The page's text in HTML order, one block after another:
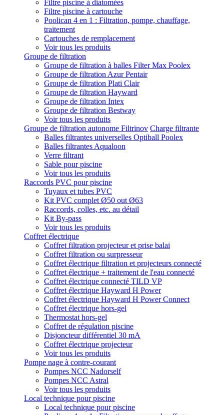
Filtre piscine à diatomées
Filtre piscine à cartouche
Poolican 4 en 1 : Filtration, pompe, chauffage,
traitement
Cartouches de remplacement
Voir tous les produits
Groupe de filtration
Groupe de filtration à balles Filter Max Poolex
Groupe de filtration Azur Pentair
Groupe de filtration Plati Clair
Groupe de filtration Hayward
Groupe de filtration Intex
Groupe de filtration Bestway
Voir tous les produits
Groupe de filtration autonome Filtrinov Charge filtrante
Balles filtrantes universelles Optiball Poolex
Balles filtrantes Aqualoon
Verre filtrant
Sable pour piscine
Voir tous les produits
Raccords PVC pour piscine
Tuyaux et tubes PVC
Kit PVC complet Ø50 out Ø63
Raccords, colles, etc. au détail
Kit By-pass
Voir tous les produits
Coffret électrique
Coffret filtration projecteur et prise balai
Coffret filtration ou surpresseur
Coffret électrique filtration et projecteurs connecté
Coffret électrique + traitement de l'eau connecté
Coffret électrique connecté TILD VP
Coffret électrique Hayward H Power
Coffret électrique Hayward H Power Connect
Coffret électrique hors-gel
Thermostat hors-gel
Coffret de régulation piscine
Disjoncteur différentiel 30 mA
Coffret électrique projecteur
Voir tous les produits
Pompe nage à contre-courant
Pompes NCC Nadorself
Pompes NCC Astral
Voir tous les produits
Local technique pour piscine
Local technique pour piscine